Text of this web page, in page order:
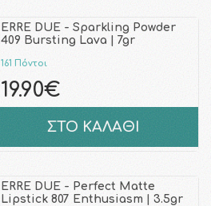
ERRE DUE - Sparkling Powder
409 Bursting Lava | 7gr
161 Πόντοι
19.90€
ΣΤΟ ΚΑΛΑΘΙ
ERRE DUE - Perfect Matte
Lipstick 807 Enthusiasm | 3.5gr